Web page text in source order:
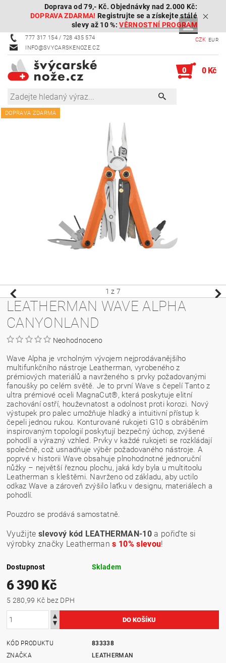
Doprava od 79,- Kč. Objednávky nad 2.000 Kč:
DOPRAVA ZDARMA! Registrujte se a získejte stálé
slevy až 10 %:VĚRNOSTNÍ PROGRAM
777 317 154 / 728 435 574
INFO@SVYCARSKENOZE.CZ
CZK EUR
0 0 Kč
DOPRAVA ZDARMA
1 z 7
LEATHERMAN WAVE ALPHA
CANYONLAND
Neohodnoceno
Wave Alpha je vrcholným vývojem nejprodávanějšího
multifunkčního nástroje Leatherman, vyrobeného z
prémiových materiálů a navrženého s prvky požadovanými
fanoušky po celém světě. Je to první Wave s čepelí Tanto z
ultra prémiové oceli MagnaCut®, která poskytuje elitní
zachování ostří, houževnatost a odolnost proti korozi. Nový
výstupek pro palec umožňuje hladký a intuitivní přístup k
čepeli jednou rukou. Konturované rukojeti G10 s obráběním
inspirovaným topologií poskytují bezpečný úchop, zvýšené
pohodlí a výrazný vzhled. Prvky v každé rukojeti se rozkládají
společně, což usnadňuje výběr požadovaného nástroje. A
poprvé v historii Wave obsahuje plnohodnotné jednoruční
nůžky – největší řeznou plochu, jaká kdy byla u multitoolu
Leatherman s kleštěmi. Navrženo od základu, aby uctilo
odkaz Wave a zároveň zvýšilo laťku v designu, materiálech a
pohodlí.
Pouzdro se prodává samostatně.
Využijte slevový kód LEATHERMAN-10 a pořiďte si
výrobky značky Leathermans 10% slevou!
Dostupnost Skladem
6 390 Kč
5 280,99 Kč bez DPH
KÓD PRODUKTU
833338
ZNAČKA
LEATHERMAN